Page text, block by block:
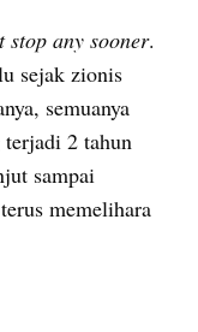
any sooner.
sejak zionis
semuanya
2 tahun
sampai
memelihara